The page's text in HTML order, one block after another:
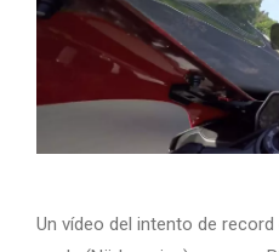
Un vídeo del intento de